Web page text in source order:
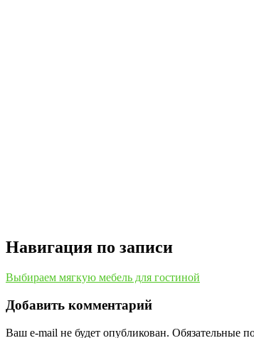
Навигация по записи
Выбираем мягкую мебель для гостиной
Добавить комментарий
Ваш e-mail не будет опубликован. Обязательные